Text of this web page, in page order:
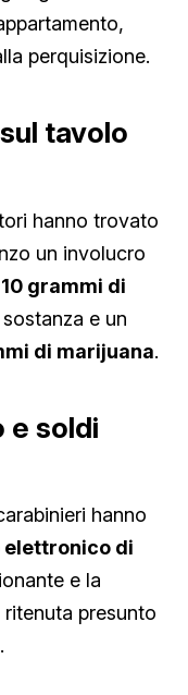
perquisizione.
tavolo
hanno trovato
un involucro
10 grammi di
e un
di marijuana.
e soldi
hanno
elettronico di
e la
ritenuta presunto